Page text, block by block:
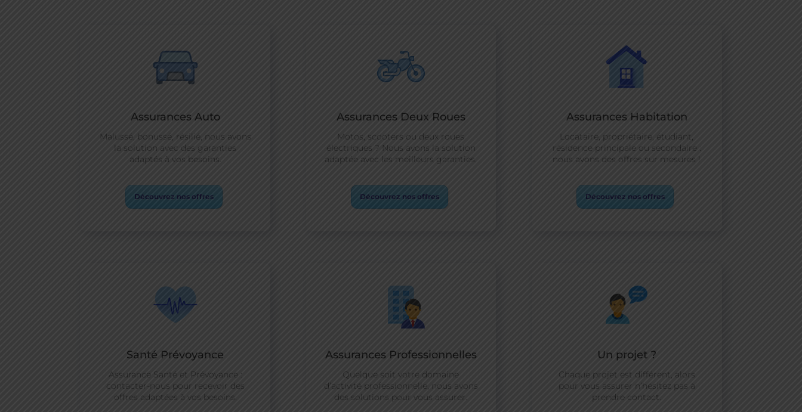
Assurances Auto
Malussé, bonussé, résilié, nous avons
la solution avec des garanties
adaptés à vos besoins.
Découvrez nos offres
Assurances Deux Roues
Motos, scooters ou deux roues
électriques ? Nous avons la solution
adaptée avec les meilleurs garanties.
Découvrez nos offres
Assurances Habitation
Locataire, propriétaire, étudiant,
résidence principale ou secondaire :
nous avons des offres sur mesures !
Découvrez nos offres
Santé Prévoyance
Assurance Santé et Prévoyance :
contacter-nous pour recevoir des
offres adaptées à vos besoins.
Assurances Professionnelles
Quelque soit votre domaine
d’activité professionnelle, nous avons
des solutions pour vous assurer.
Un projet ?
Chaque projet est différent, alors
pour vous assurer n’hésitez pas à
prendre contact.